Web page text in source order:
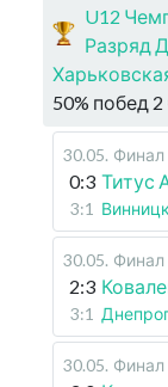
U12
Разряд
50% побед 2
30.05. Финал
0:3 Титус
3:1
30.05. Финал
2:3
3:1
30.05. Финал